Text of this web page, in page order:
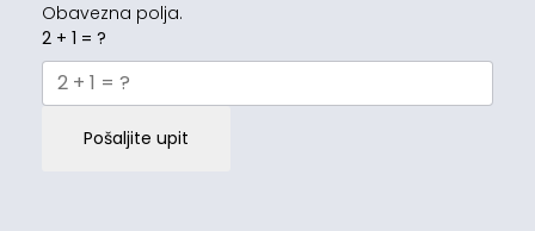
Obavezna polja.
2 + 1 = ?
Pošaljite upit